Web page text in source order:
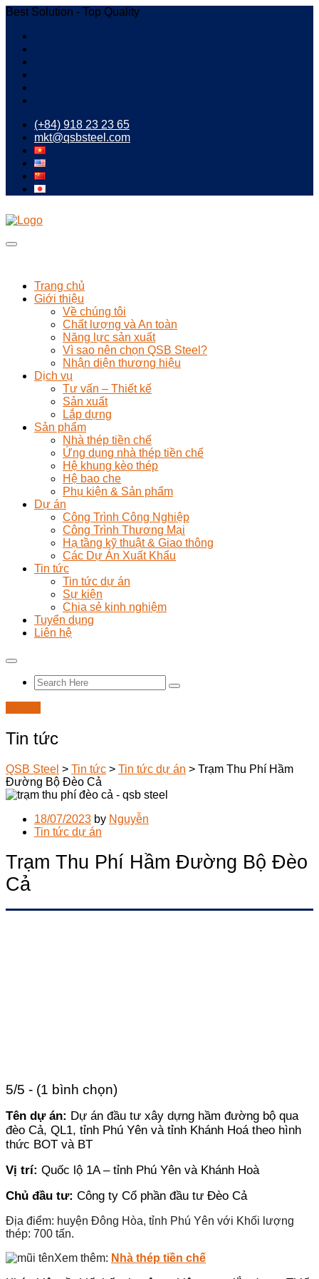
Best Solution - Top Quality
(+84) 918 23 23 65
mkt@qsbsteel.com
Trang chủ
Giới thiệu
Về chúng tôi
Chất lượng và An toàn
Năng lực sản xuất
Vì sao nên chọn QSB Steel?
Nhận diện thương hiệu
Dịch vụ
Tư vấn – Thiết kế
Sản xuất
Lắp dựng
Sản phẩm
Nhà thép tiền chế
Ứng dụng nhà thép tiền chế
Hệ khung kèo thép
Hệ bao che
Phụ kiện & Sản phẩm
Dự án
Công Trình Công Nghiệp
Công Trình Thương Mại
Hạ tầng kỹ thuật & Giao thông
Các Dự Án Xuất Khẩu
Tin tức
Tin tức dự án
Sự kiện
Chia sẻ kinh nghiệm
Tuyển dụng
Liên hệ
Tin tức
QSB Steel > Tin tức > Tin tức dự án > Trạm Thu Phí Hầm
Đường Bộ Đèo Cả
18/07/2023 by Nguyễn
Tin tức dự án
Trạm Thu Phí Hầm Đường Bộ Đèo
Cả
5/5 - (1 bình chọn)
Tên dự án: Dự án đầu tư xây dựng hầm đường bộ qua
đèo Cả, QL1, tỉnh Phú Yên và tỉnh Khánh Hoá theo hình
thức BOT và BT
Vị trí: Quốc lộ 1A – tỉnh Phú Yên và Khánh Hoà
Chủ đầu tư: Công ty Cổ phần đầu tư Đèo Cả
Địa điểm: huyện Đông Hòa, tỉnh Phú Yên với Khối lượng
thép: 700 tấn.
Xem thêm: Nhà thép tiền chế